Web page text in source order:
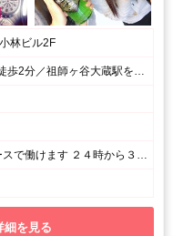
林ビル2F
小田急線祖師ヶ谷大蔵駅より徒歩2分／祖師ヶ谷大蔵駅を出て右方向へ、祖師谷商店街のセブンイレブンを右に曲がるとすぐお店があります。
>自己申告制なので自分のペースで働けます ２４時から３時まで ２０時から終電まで ２２時から２時までetc... 「テスト期間考慮」「長期休暇のみ働く」「がっつり週6働きたい」など 一緒に最適な働き方を考えます。どんな働き方でもご相談ください。
細を見る